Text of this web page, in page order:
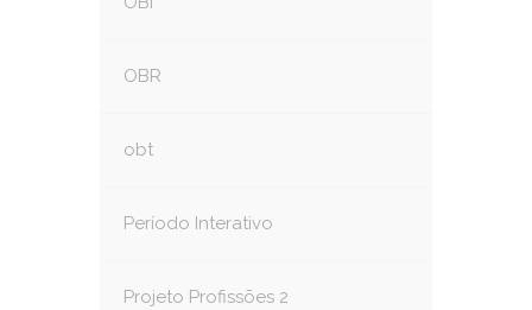
OBR
obt
Período Interativo
Projeto Profissões 2